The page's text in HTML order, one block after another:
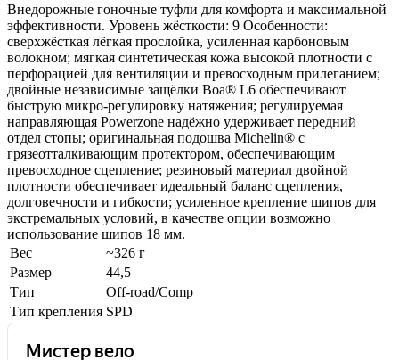
Внедорожные гоночные туфли для комфорта и максимальной
эффективности. Уровень жёсткости: 9 Особенности:
сверхжёсткая лёгкая прослойка, усиленная карбоновым
волокном; мягкая синтетическая кожа высокой плотности с
перфорацией для вентиляции и превосходным прилеганием;
двойные независимые защёлки Boa® L6 обеспечивают
быструю микро-регулировку натяжения; регулируемая
направляющая Powerzone надёжно удерживает передний
отдел стопы; оригинальная подошва Michelin® с
грязеотталкивающим протектором, обеспечивающим
превосходное сцепление; резиновый материал двойной
плотности обеспечивает идеальный баланс сцепления,
долговечности и гибкости; усиленное крепление шипов для
экстремальных условий, в качестве опции возможно
использование шипов 18 мм.
Вес
~326 г
Размер
44,5
Тип
Off-road/Comp
Тип крепления SPD